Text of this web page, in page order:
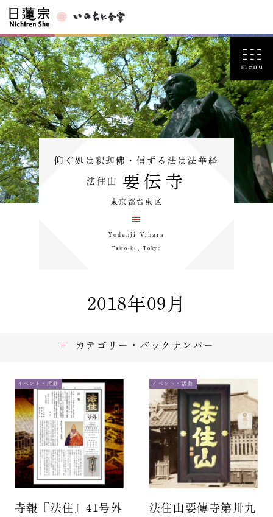
仰ぐ処は釈迦佛・信ずる法は法華経
法住山 要伝寺
東京都台東区
Yodenji Vihara
Taito-ku，Tokyo
2018年09月
イベント・活動
寺報『法住』41号外
イベント・活動
法住山要傳寺第卅九
カテゴリー・バックナンバー